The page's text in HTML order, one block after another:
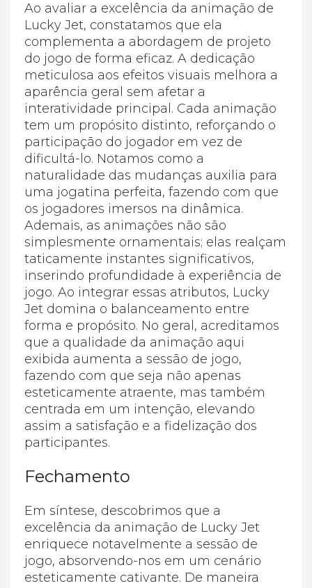
Ao avaliar a excelência da animação de
Lucky Jet, constatamos que ela
complementa a abordagem de projeto
do jogo de forma eficaz. A dedicação
meticulosa aos efeitos visuais melhora a
aparência geral sem afetar a
interatividade principal. Cada animação
tem um propósito distinto, reforçando o
participação do jogador em vez de
dificultá-lo. Notamos como a
naturalidade das mudanças auxilia para
uma jogatina perfeita, fazendo com que
os jogadores imersos na dinâmica.
Ademais, as animações não são
simplesmente ornamentais; elas realçam
taticamente instantes significativos,
inserindo profundidade à experiência de
jogo. Ao integrar essas atributos, Lucky
Jet domina o balanceamento entre
forma e propósito. No geral, acreditamos
que a qualidade da animação aqui
exibida aumenta a sessão de jogo,
fazendo com que seja não apenas
esteticamente atraente, mas também
centrada em um intenção, elevando
assim a satisfação e a fidelização dos
participantes.
Fechamento
Em síntese, descobrimos que a
excelência da animação de Lucky Jet
enriquece notavelmente a sessão de
jogo, absorvendo-nos em um cenário
esteticamente cativante. De maneira